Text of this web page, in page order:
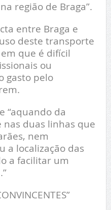
região de Braga”.
entre Braga e
deste transporte
que é difícil
ou
gasto pelo
“aquando da
duas linhas que
nem
a localização das
a facilitar um